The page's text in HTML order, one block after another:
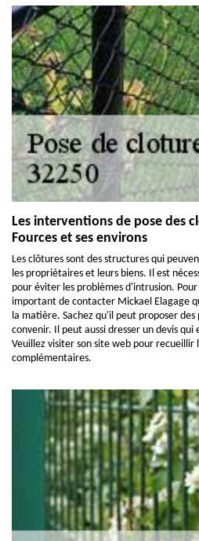
Les interventions de pose des
Fources et ses environs
Les clôtures sont des structures qui
les propriétaires et leurs biens. Il est
pour éviter les problèmes d'intrusion.
important de contacter Mickael Elagage
la matière. Sachez qu'il peut proposer
convenir. Il peut aussi dresser un devis
Veuillez visiter son site web pour recueillir
complémentaires.